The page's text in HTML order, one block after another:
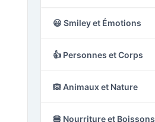
😃 Smiley et Émotions
👍 Personnes et Corps
🙉 Animaux et Nature
🍔 Nourriture et Boissons